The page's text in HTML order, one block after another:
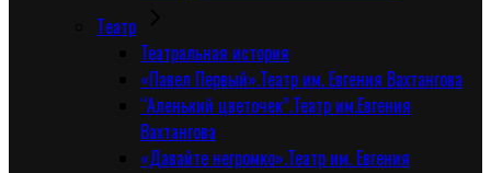
Tеатр
Театральная история
«Павел Первый».Театр им. Евгения Вахтангова
“Аленький цветочек”.Театр им.Евгения
Вахтангова
«Давайте негромко».Театр им. Евгения